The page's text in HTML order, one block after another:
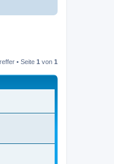
• Seite 1 von 1